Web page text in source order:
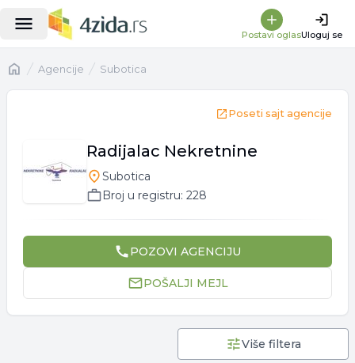
Postavi oglasUloguj se
NaslovnaAgencije Subotica
Poseti sajt agencije
Radijalac Nekretnine
Subotica
Broj u registru: 228
POZOVI AGENCIJU
POŠALJI MEJL
Više filtera